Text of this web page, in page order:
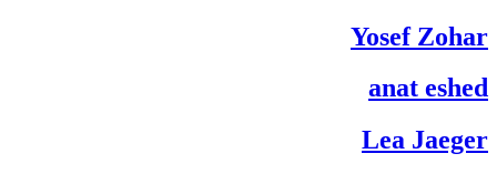
Yosef Zohar
anat eshed
Lea Jaeger